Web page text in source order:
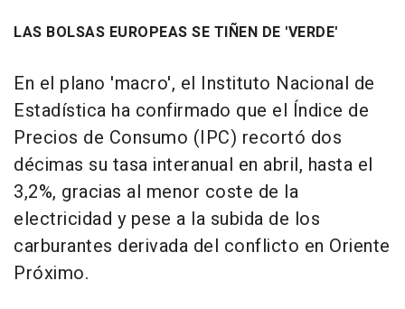
LAS BOLSAS EUROPEAS SE TIÑEN DE 'VERDE'
En el plano 'macro', el Instituto Nacional de
Estadística ha confirmado que el Índice de
Precios de Consumo (IPC) recortó dos
décimas su tasa interanual en abril, hasta el
3,2%, gracias al menor coste de la
electricidad y pese a la subida de los
carburantes derivada del conflicto en Oriente
Próximo.